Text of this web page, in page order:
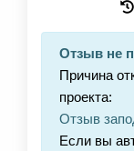
особенно
Максиму, что
только.
Отзыв не
Причина
проекта:
Отзыв
Если вы